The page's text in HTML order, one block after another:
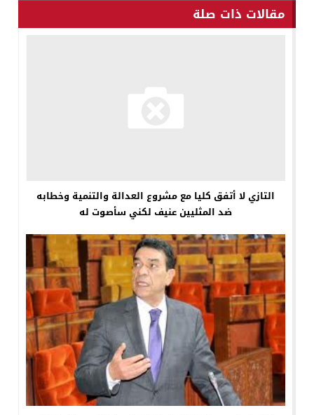
مقالات ذات صلة
التازي لا أتفق كليا مع مشروع العدالة والتنمية وخطابه
ضد المثليين عنيف لكني سأصوت له